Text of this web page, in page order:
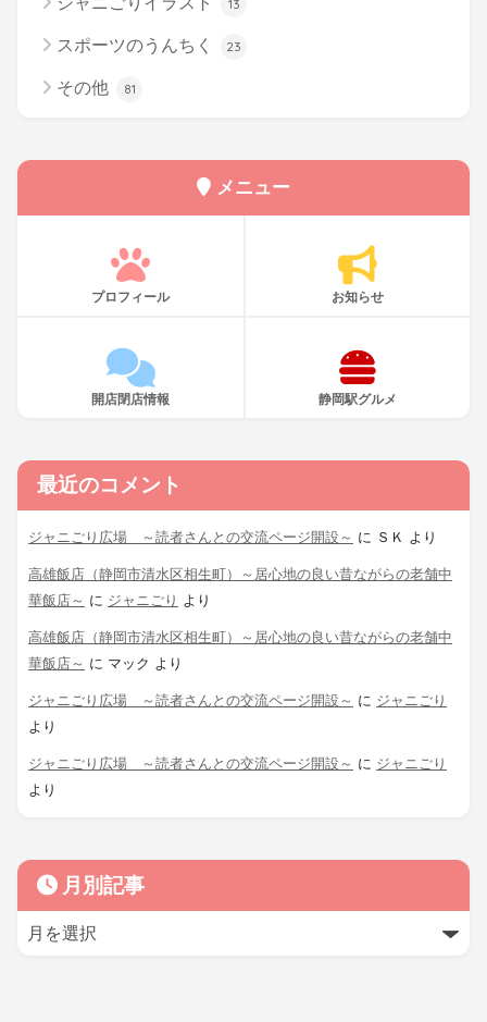
13
スポーツのうんちく 23
その他 81
メニュー
プロフィール お知らせ
開店閉店情報 静岡駅グルメ
最近のコメント
ジャニごり広場 ～読者さんとの交流ページ開設～ に ＳＫ より
高雄飯店（静岡市清水区相生町）～居心地の良い昔ながらの老舗中
華飯店～ に ジャニごり より
高雄飯店（静岡市清水区相生町）～居心地の良い昔ながらの老舗中
華飯店～ に マック より
ジャニごり広場 ～読者さんとの交流ページ開設～ に ジャニごり
より
ジャニごり広場 ～読者さんとの交流ページ開設～ に ジャニごり
より
月別記事